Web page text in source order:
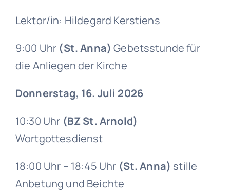
Lektor/in: Hildegard Kerstiens
9:00 Uhr (St. Anna) Gebetsstunde für
die Anliegen der Kirche
Donnerstag, 16. Juli 2026
10:30 Uhr (BZ St. Arnold)
Wortgottesdienst
18:00 Uhr – 18:45 Uhr (St. Anna) stille
Anbetung und Beichte